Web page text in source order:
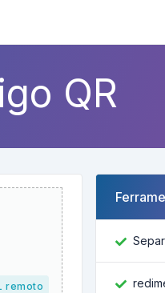
QR
remoto